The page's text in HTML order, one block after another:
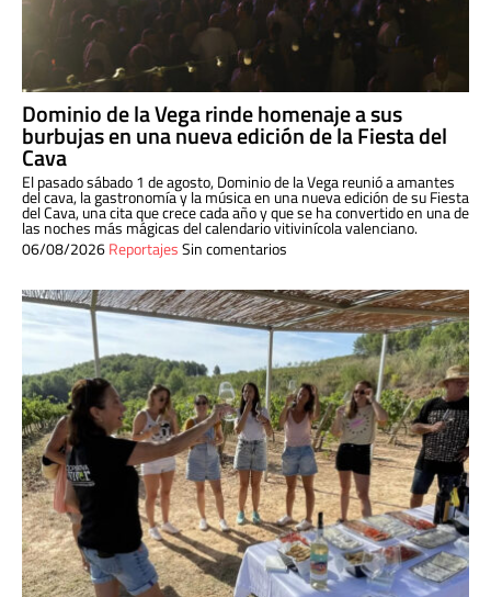
Dominio de la Vega rinde homenaje a sus
burbujas en una nueva edición de la Fiesta del
Cava
El pasado sábado 1 de agosto, Dominio de la Vega reunió a amantes
del cava, la gastronomía y la música en una nueva edición de su Fiesta
del Cava, una cita que crece cada año y que se ha convertido en una de
las noches más mágicas del calendario vitivinícola valenciano.
06/08/2026ReportajesSin comentarios